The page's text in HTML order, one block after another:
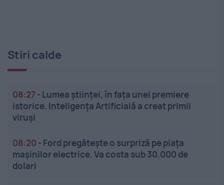
Stiri calde
08:27 - Lumea științei, în fața unei premiere
istorice. Inteligența Artificială a creat primii
viruși
08:20 - Ford pregătește o surpriză pe piața
mașinilor electrice. Va costa sub 30.000 de
dolari